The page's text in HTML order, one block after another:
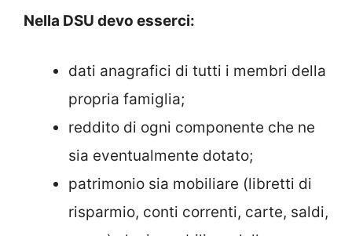
Nella DSU devo esserci:
dati anagrafici di tutti i membri della
propria famiglia;
reddito di ogni componente che ne
sia eventualmente dotato;
patrimonio sia mobiliare (libretti di
risparmio, conti correnti, carte, saldi,